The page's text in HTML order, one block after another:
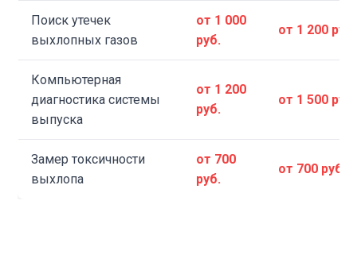
Поиск утечек
выхлопных газов
от 1 000
руб.
от 1 200 руб.
Компьютерная
диагностика системы
выпуска
от 1 200
руб.
от 1 500 руб.
Замер токсичности
выхлопа
от 700
руб.
от 700 руб.